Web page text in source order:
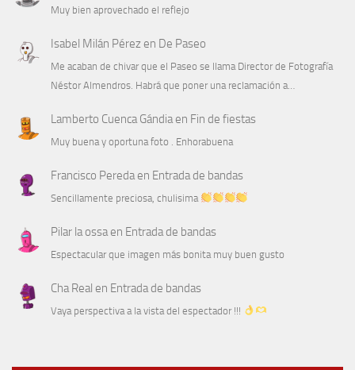
Muy bien aprovechado el reflejo
Isabel Milán Pérezen De Paseo
Me acaban de chivar que el Paseo se llama Director de Fotografía
Néstor Almendros. Habrá que poner una reclamación a…
Lamberto Cuenca Gándiaen Fin de fiestas
Muy buena y oportuna foto . Enhorabuena
Francisco Peredaen Entrada de bandas
Sencillamente preciosa, chulisima
Pilar la ossaen Entrada de bandas
Espectacular que imagen más bonita muy buen gusto
Cha Real en Entrada de bandas
Vaya perspectiva a la vista del espectador !!!